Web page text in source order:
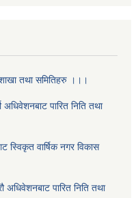
तथा समितिहरु ।।।
पारित निति तथा
स्विकृत वार्षिक नगर विकास
पारित निति तथा